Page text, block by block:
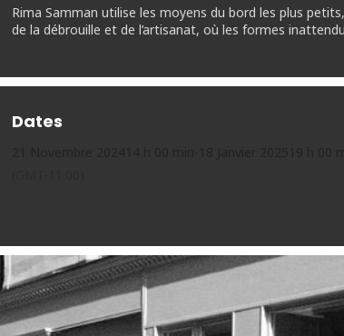
​Rima Samman utilise les moyens du bord les plus
de la débrouille et de l’artisanat, où les formes
Dates